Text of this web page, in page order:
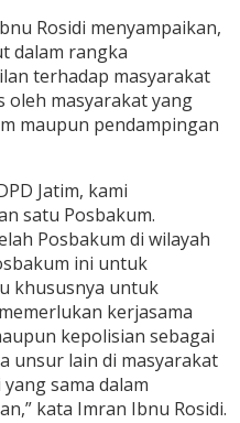
Rosidi menyampaikan,
dalam rangka
terhadap masyarakat
oleh masyarakat yang
maupun pendampingan
Jatim, kami
satu Posbakum.
Posbakum di wilayah
ini untuk
khususnya untuk
kerjasama
kepolisian sebagai
unsur lain di masyarakat
sama dalam
kata Imran Ibnu Rosidi.